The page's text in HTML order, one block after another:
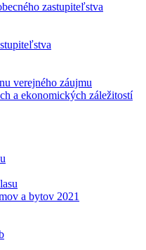
zastupiteľstva
verejného záujmu
a ekonomických záležitostí
a bytov 2021